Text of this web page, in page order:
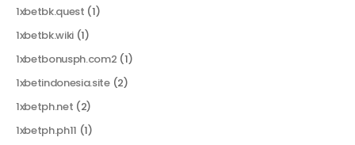
1xbetbk.quest (1)
1xbetbk.wiki (1)
1xbetbonusph.com2 (1)
1xbetindonesia.site(2)
1xbetph.net (2)
1xbetph.ph11 (1)